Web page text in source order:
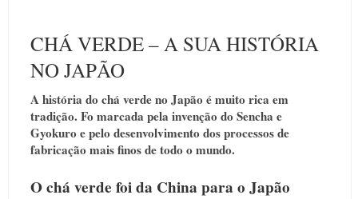
CHÁ VERDE – A SUA HISTÓRIA
NO JAPÃO
A história do chá verde no Japão é muito rica em
tradição. Fo marcada pela invenção do Sencha e
Gyokuro e pelo desenvolvimento dos processos de
fabricação mais finos de todo o mundo.
O chá verde foi da China para o Japão